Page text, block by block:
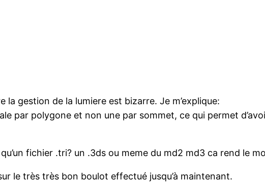
la gestion de la lumiere est bizarre. Je m’explique:
par polygone et non une par sommet, ce qui permet
fichier .tri? un .3ds ou meme du md2 md3 ca rend le
le très très bon boulot effectué jusqu’à maintenant.